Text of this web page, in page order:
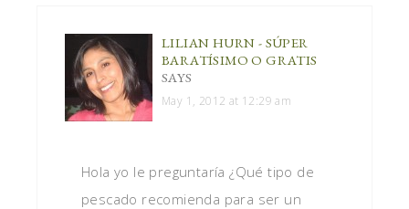
LILIAN HURN - SÚPER
BARATÍSIMO O GRATIS
SAYS
May 1, 2012 at 12:29 am
Hola yo le preguntaría ¿Qué tipo de
pescado recomienda para ser un